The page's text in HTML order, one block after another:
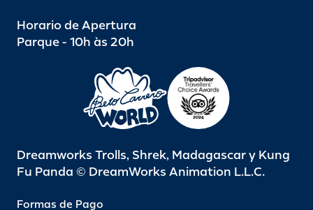
Horario de Apertura
Parque - 10h às 20h
Dreamworks Trolls, Shrek, Madagascar y Kung
Fu Panda © DreamWorks Animation L.L.C.
Formas de Pago